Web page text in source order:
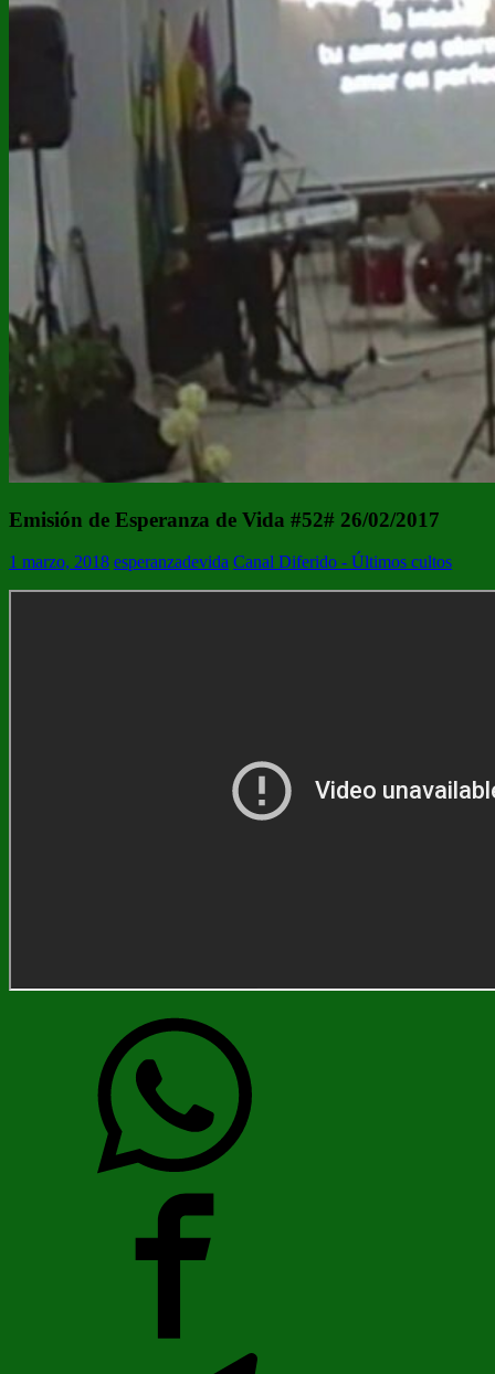
Emisión de Esperanza de Vida #52# 26/02/2017
1 marzo, 2018 esperanzadevida Canal Diferido - Últimos cultos